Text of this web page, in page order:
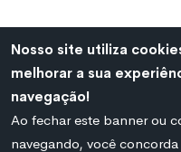
©2026 Mais Militar.
Nosso site utiliza
melhorar a sua
navegação!
Ao fechar este banner ou
navegando, você